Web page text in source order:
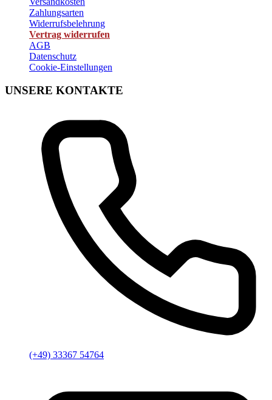
Zahlungsarten
Widerrufsbelehrung
Vertrag widerrufen
AGB
Datenschutz
Cookie-Einstellungen
UNSERE KONTAKTE
(+49) 33367 54764